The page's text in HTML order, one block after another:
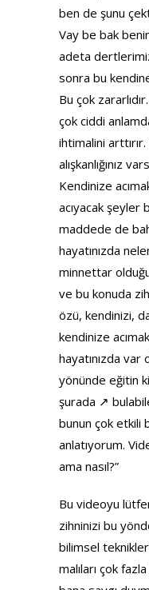
ben de şunu
Vay be bak
adeta
sonra bu
Bu çok
çok ciddi
ihtimalini
alışkanlığınız
Kendinize
acıyacak şeyler
maddede de
hayatınızda
minnettar
ve bu konuda
özü, kendinizi,
kendinize
hayatınızda
yönünde eğitin
şurada ↗
bunun çok etkili
anlatıyorum.
ama nasıl?”
Bu videoyu
zihninizi bu
bilimsel
malıları çok